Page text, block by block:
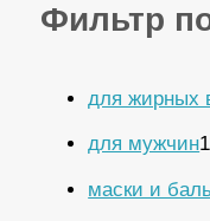
Фильтр
для жирных
для мужчин1
маски и